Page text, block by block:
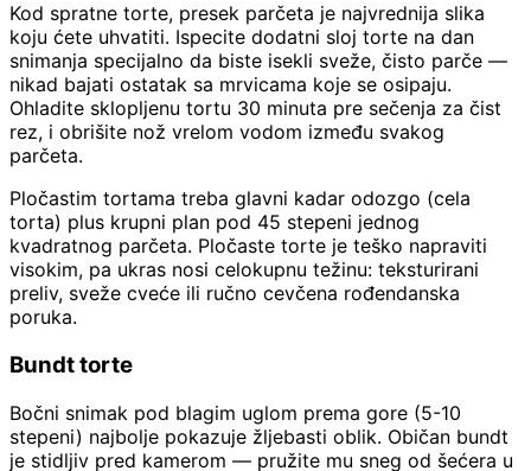
Kod spratne torte, presek parčeta je najvrednija slika
koju ćete uhvatiti. Ispecite dodatni sloj torte na dan
snimanja specijalno da biste isekli sveže, čisto parče —
nikad bajati ostatak sa mrvicama koje se osipaju.
Ohladite sklopljenu tortu 30 minuta pre sečenja za čist
rez, i obrišite nož vrelom vodom između svakog
parčeta.
Pločastim tortama treba glavni kadar odozgo (cela
torta) plus krupni plan pod 45 stepeni jednog
kvadratnog parčeta. Pločaste torte je teško napraviti
visokim, pa ukras nosi celokupnu težinu: teksturirani
preliv, sveže cveće ili ručno cevčena rođendanska
poruka.
Bundt torte
Bočni snimak pod blagim uglom prema gore (5-10
stepeni) najbolje pokazuje žljebasti oblik. Običan bundt
je stidljiv pred kamerom — pružite mu sneg od šećera u